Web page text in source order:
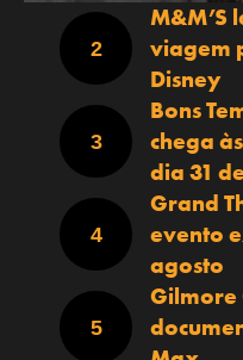
M&M’S
viagem
Disney
Bons
chega
dia 31
Grand
evento
agosto
Gilmore